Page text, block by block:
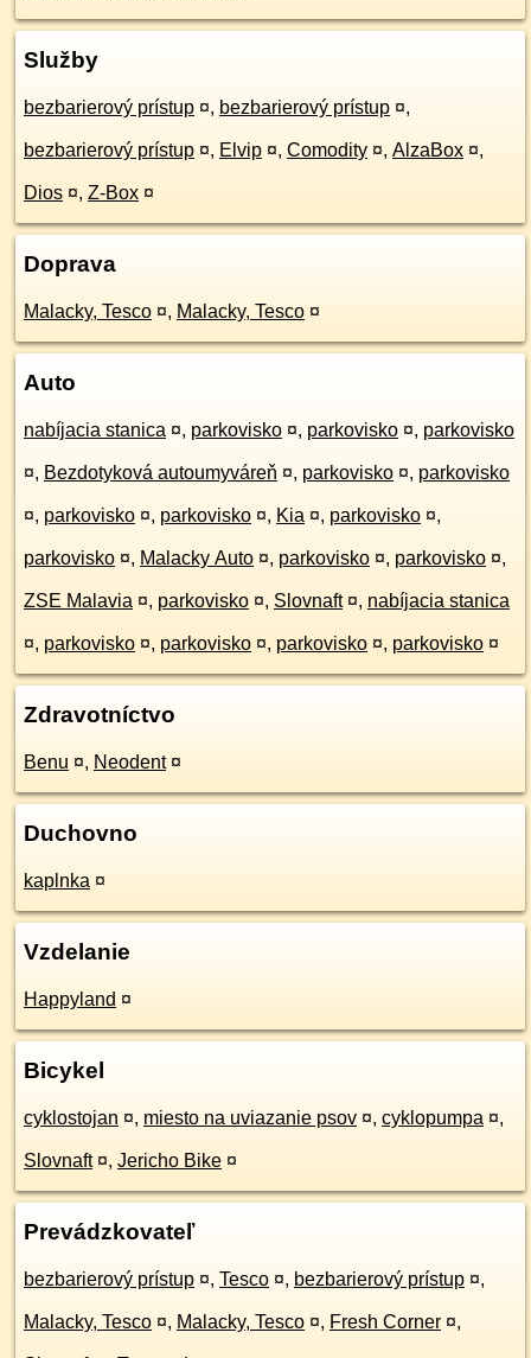
Služby
bezbarierový prístup ¤, bezbarierový prístup ¤,
bezbarierový prístup ¤, Elvip ¤, Comodity ¤, AlzaBox ¤,
Dios ¤, Z-Box ¤
Doprava
Malacky, Tesco ¤, Malacky, Tesco ¤
Auto
nabíjacia stanica ¤, parkovisko ¤, parkovisko ¤, parkovisko
¤, Bezdotyková autoumyváreň ¤, parkovisko ¤, parkovisko
¤, parkovisko ¤, parkovisko ¤, Kia ¤, parkovisko ¤,
parkovisko ¤, Malacky Auto ¤, parkovisko ¤, parkovisko ¤,
ZSE Malavia ¤, parkovisko ¤, Slovnaft ¤, nabíjacia stanica
¤, parkovisko ¤, parkovisko ¤, parkovisko ¤, parkovisko ¤
Zdravotníctvo
Benu ¤, Neodent ¤
Duchovno
kaplnka ¤
Vzdelanie
Happyland ¤
Bicykel
cyklostojan ¤, miesto na uviazanie psov ¤, cyklopumpa ¤,
Slovnaft ¤, Jericho Bike ¤
Prevádzkovateľ
bezbarierový prístup ¤, Tesco ¤, bezbarierový prístup ¤,
Malacky, Tesco ¤, Malacky, Tesco ¤, Fresh Corner ¤,